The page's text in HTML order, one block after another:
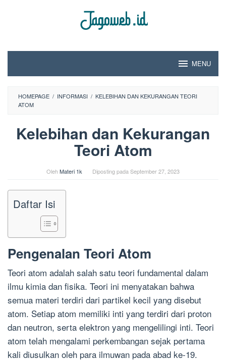
MENU
HOMEPAGE / INFORMASI / KELEBIHAN DAN KEKURANGAN TEORI
ATOM
Kelebihan dan Kekurangan
Teori Atom
OlehMateri 1k Diposting pada September 27, 2023
Daftar Isi
Pengenalan Teori Atom
Teori atom adalah salah satu teori fundamental dalam
ilmu kimia dan fisika. Teori ini menyatakan bahwa
semua materi terdiri dari partikel kecil yang disebut
atom. Setiap atom memiliki inti yang terdiri dari proton
dan neutron, serta elektron yang mengelilingi inti. Teori
atom telah mengalami perkembangan sejak pertama
kali diusulkan oleh para ilmuwan pada abad ke-19.